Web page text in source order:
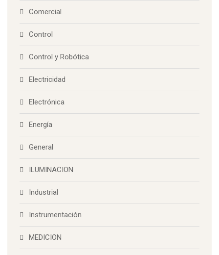
Comercial
Control
Control y Robótica
Electricidad
Electrónica
Energía
General
ILUMINACION
Industrial
Instrumentación
MEDICION